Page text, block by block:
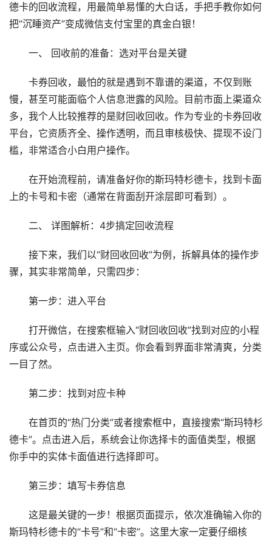
德卡的回收流程，用最简单易懂的大白话，手把手教你如何
把“沉睡资产”变成微信支付宝里的真金白银！
一、 回收前的准备：选对平台是关键
卡券回收，最怕的就是遇到不靠谱的渠道，不仅到账
慢，甚至可能面临个人信息泄露的风险。目前市面上渠道众
多，我个人比较推荐的是财回收回收。作为专业的卡券回收
平台，它资质齐全、操作透明，而且审核极快、提现不设门
槛，非常适合小白用户操作。
在开始流程前，请准备好你的斯玛特杉德卡，找到卡面
上的卡号和卡密（通常在背面刮开涂层即可看到）。
二、 详图解析：4步搞定回收流程
接下来，我们以“财回收回收”为例，拆解具体的操作步
骤，其实非常简单，只需四步：
第一步：进入平台
打开微信，在搜索框输入“财回收回收”找到对应的小程
序或公众号，点击进入主页。你会看到界面非常清爽，分类
一目了然。
第二步：找到对应卡种
在首页的“热门分类”或者搜索框中，直接搜索“斯玛特杉
德卡”。点击进入后，系统会让你选择卡的面值类型，根据
你手中的实体卡面值进行选择即可。
第三步：填写卡券信息
这是最关键的一步！根据页面提示，依次准确输入你的
斯玛特杉德卡的“卡号”和“卡密”。这里大家一定要仔细核